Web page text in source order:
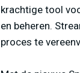
krachtige tool
en beheren.
proces te